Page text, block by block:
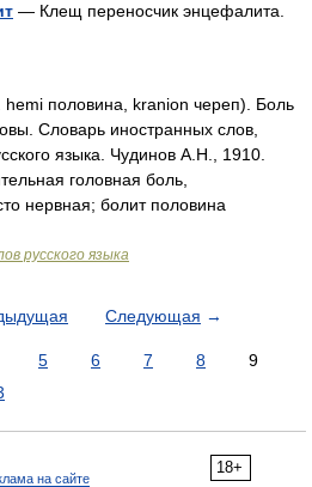
— Клещ переносчик энцефалита.
hemi половина, kranion череп). Боль
Словарь иностранных слов,
языка. Чудинов А.Н., 1910.
головная боль,
нервная; болит половина
русского языка
Следующая →
5 6 7 8
9
18+
на сайте